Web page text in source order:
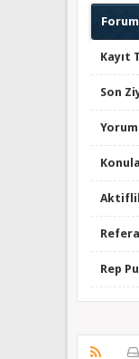
Kayıt
Son
Rep